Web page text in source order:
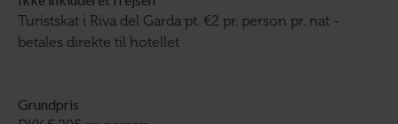
Turistskat i Riva del Garda pt. €2 pr. person pr. nat -
betales direkte til hotellet
Grundpris